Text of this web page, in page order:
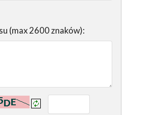
(max 2600 znaków):
tekst z obrazka: